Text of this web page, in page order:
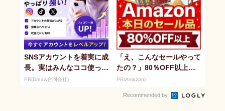
SNSアカウントを着実に成
長。実はみんなココ使って
ます。
PR(Dreaw合同会社)
「え、こんなセールやって
たの？」80％OFF以上が
続々登場！Amazonの本気
PR(Amazon)
Recommended by